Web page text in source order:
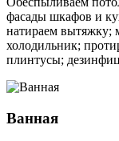
фасады шкафов и
натираем вытяжку;
холодильник;
плинтусы;
Ванная